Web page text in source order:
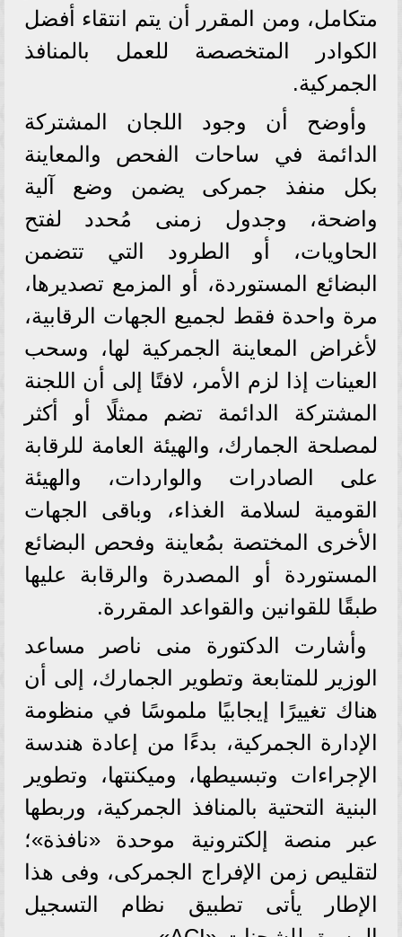
متكامل، ومن المقرر أن يتم انتقاء أفضل
الكوادر المتخصصة للعمل بالمنافذ
الجمركية.
وأوضح أن وجود اللجان المشتركة
الدائمة في ساحات الفحص والمعاينة
بكل منفذ جمركى يضمن وضع آلية
واضحة، وجدول زمنى مُحدد لفتح
الحاويات، أو الطرود التي تتضمن
البضائع المستوردة، أو المزمع تصديرها،
مرة واحدة فقط لجميع الجهات الرقابية،
لأغراض المعاينة الجمركية لها، وسحب
العينات إذا لزم الأمر، لافتًا إلى أن اللجنة
المشتركة الدائمة تضم ممثلًا أو أكثر
لمصلحة الجمارك، والهيئة العامة للرقابة
على الصادرات والواردات، والهيئة
القومية لسلامة الغذاء، وباقى الجهات
الأخرى المختصة بمُعاينة وفحص البضائع
المستوردة أو المصدرة والرقابة عليها
طبقًا للقوانين والقواعد المقررة.
وأشارت الدكتورة منى ناصر مساعد
الوزير للمتابعة وتطوير الجمارك، إلى أن
هناك تغييرًا إيجابيًا ملموسًا في منظومة
الإدارة الجمركية، بدءًا من إعادة هندسة
الإجراءات وتبسيطها، وميكنتها، وتطوير
البنية التحتية بالمنافذ الجمركية، وربطها
عبر منصة إلكترونية موحدة «نافذة»؛
لتقليص زمن الإفراج الجمركى، وفى هذا
الإطار يأتى تطبيق نظام التسجيل